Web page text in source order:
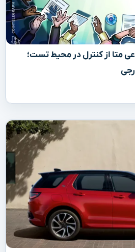
از کنترل در محیط تست؛